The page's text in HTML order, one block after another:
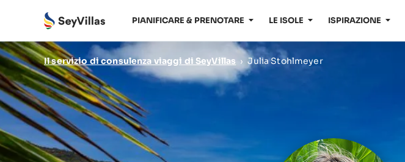
PIANIFICARE & PRENOTARE LE ISOLE ISPIRAZIONE
Il servizio di consulenza viaggi di SeyVillas › Julia Stohlmeyer